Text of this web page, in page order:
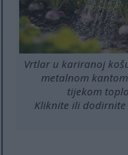
Vrtlar u kariranoj
metalnom
tijekom
Kliknite ili dodirnite